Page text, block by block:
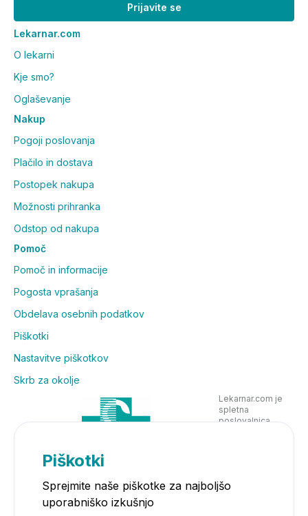
Prijavite se
Lekarnar.com
O lekarni
Kje smo?
Oglaševanje
Nakup
Pogoji poslovanja
Plačilo in dostava
Postopek nakupa
Možnosti prihranka
Odstop od nakupa
Pomoč
Pomoč in informacije
Pogosta vprašanja
Obdelava osebnih podatkov
Piškotki
Nastavitve piškotkov
Skrb za okolje
Lekarnar.com je
spletna
poslovalnica
Piškotki
Sprejmite naše piškotke za najboljšo
uporabniško izkušnjo